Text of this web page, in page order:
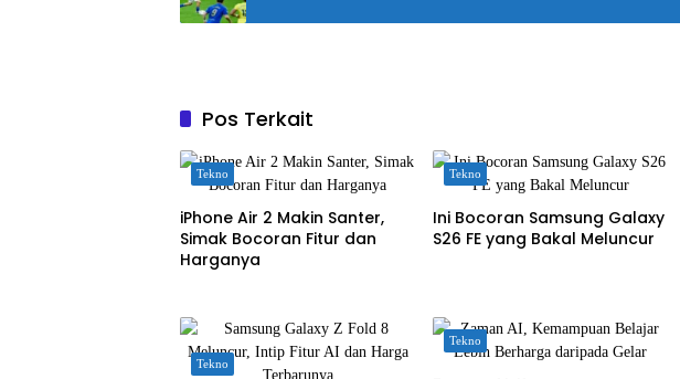
Pos Terkait
Tekno
iPhone Air 2 Makin Santer,
Simak Bocoran Fitur dan
Harganya
Tekno
Ini Bocoran Samsung Galaxy
S26 FE yang Bakal Meluncur
Tekno
Tekno